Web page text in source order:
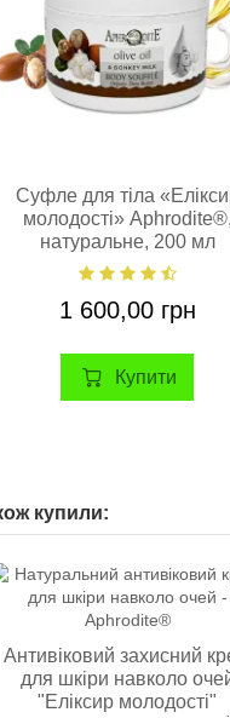
Cуфле для тіла
молодості» Aphrodite®,
натуральне, 200 мл
1 600,00 грн
Купити
купили:
Антивіковий захисний
для шкіри навколо
"Еліксир молодості"